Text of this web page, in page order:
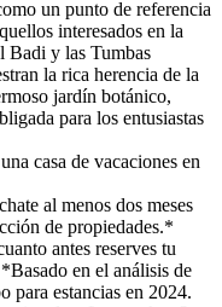
un punto de referencia
interesados en la
Badi y las Tumbas
la rica herencia de la
jardín botánico,
para los entusiastas
casa de vacaciones en
al menos dos meses
de propiedades.*
antes reserves tu
en el análisis de
para estancias en 2024.